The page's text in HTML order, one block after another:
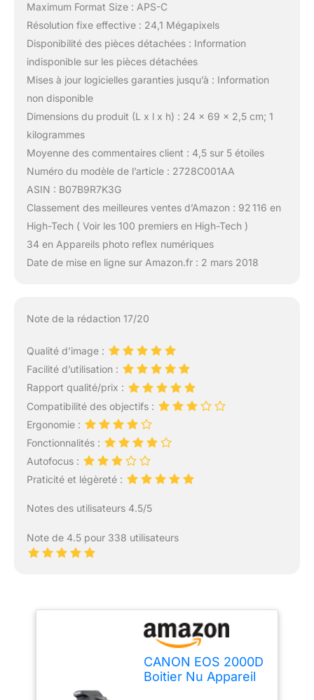
Maximum Format Size : APS-C
Résolution fixe effective : 24,1 Mégapixels
Disponibilité des pièces détachées : Information
indisponible sur les pièces détachées
Mises à jour logicielles garanties jusqu’à : Information
non disponible
Dimensions du produit (L x l x h) : 24 x 69 x 2,5 cm; 1
kilogrammes
Moyenne des commentaires client : 4,5 sur 5 étoiles
Numéro du modèle de l’article : 2728C001AA
ASIN : B07B9R7K3G
Classement des meilleures ventes d’Amazon : 92 116 en
High-Tech ( Voir les 100 premiers en High-Tech )
34 en Appareils photo reflex numériques
Date de mise en ligne sur Amazon.fr : 2 mars 2018
Note de la rédaction 17/20
Qualité d’image :
Facilité d’utilisation :
Rapport qualité/prix :
Compatibilité des objectifs :
Ergonomie :
Fonctionnalités :
Autofocus :
Praticité et légèreté :
Notes des utilisateurs 4.5/5
Note de 4.5 pour 338 utilisateurs
CANON EOS 2000D
Boitier Nu Appareil